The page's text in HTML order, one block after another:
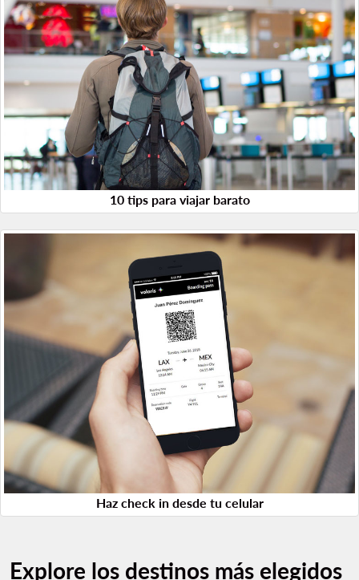
10 tips para viajar barato
Haz check in desde tu celular
Explore los destinos más elegidos